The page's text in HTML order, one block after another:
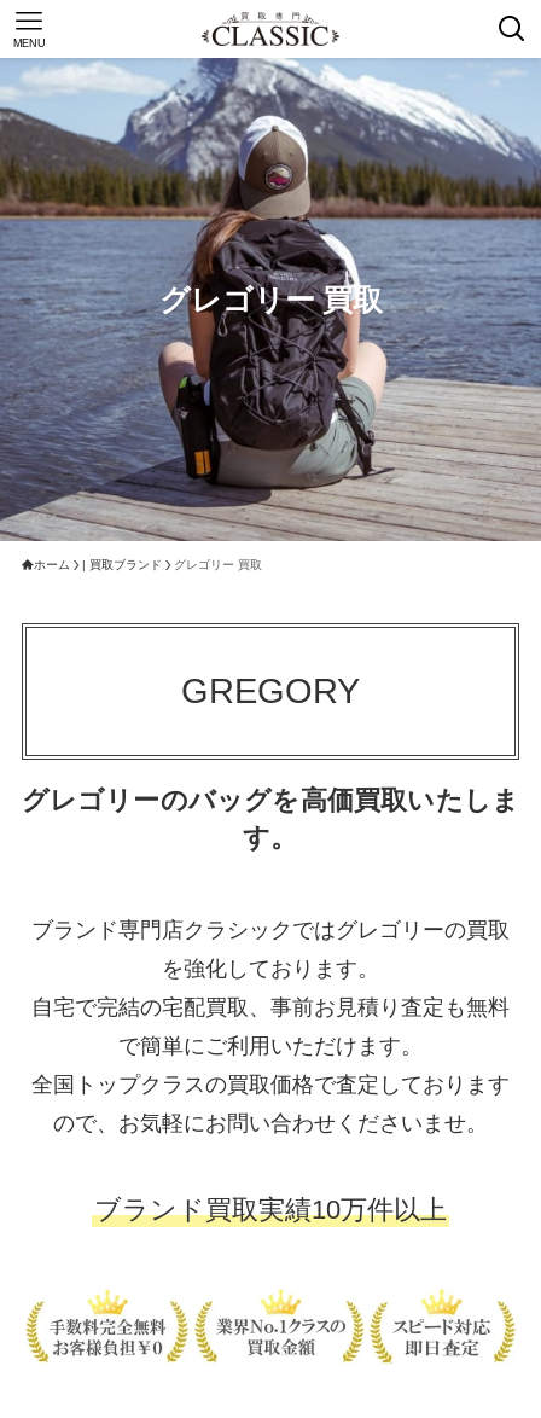
MENU
グレゴリー 買取
ホーム | 買取ブランド グレゴリー 買取
GREGORY
グレゴリーのバッグを高価買取いたしま
す。
ブランド専門店クラシックではグレゴリーの買取
を強化しております。
自宅で完結の宅配買取、事前お見積り査定も無料
で簡単にご利用いただけます。
全国トップクラスの買取価格で査定しております
ので、お気軽にお問い合わせくださいませ。
ブランド買取実績10万件以上